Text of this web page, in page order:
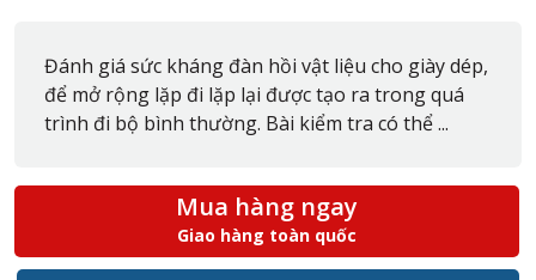
Đánh giá sức kháng đàn hồi vật liệu cho giày dép,
để mở rộng lặp đi lặp lại được tạo ra trong quá
trình đi bộ bình thường. Bài kiểm tra có thể ...
Mua hàng ngay
Giao hàng toàn quốc